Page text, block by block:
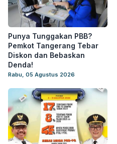
Punya Tunggakan PBB?
Pemkot Tangerang Tebar
Diskon dan Bebaskan
Denda!
Rabu, 05 Agustus 2026